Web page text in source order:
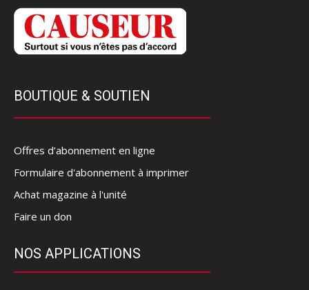
BOUTIQUE & SOUTIEN
Offres d’abonnement en ligne
Formulaire d'abonnement à imprimer
Achat magazine à l'unité
Faire un don
NOS APPLICATIONS